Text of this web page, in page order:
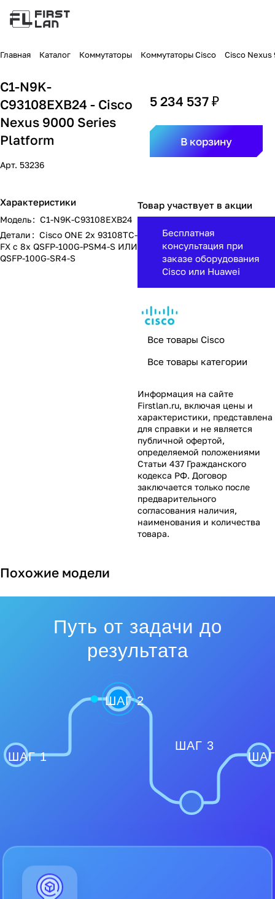
Главная Каталог Коммутаторы Коммутаторы Cisco Cisco Nexus
C1-N9K-
C93108EXB24 - Cisco
Nexus 9000 Series
Platform
Арт. 53236
Характеристики
Модель: C1-N9K-C93108EXB24
Детали: Cisco ONE 2x 93108TC-
FX с 8x QSFP-100G-PSM4-S ИЛИ
QSFP-100G-SR4-S
5 234 537 ₽
В корзину
Товар участвует в акции
Бесплатная
консультация при
заказе оборудования
Cisco или Huawei
Все товары Cisco
Все товары категории
Информация на сайте
Firstlan.ru, включая цены и
характеристики, представлена
для справки и не является
публичной офертой,
определяемой положениями
Статьи 437 Гражданского
кодекса РФ. Договор
заключается только после
предварительного
согласования наличия,
наименования и количества
товара.
Похожие модели
Путь от задачи до
результата
ШАГ 1
ШАГ 2
ШАГ 3